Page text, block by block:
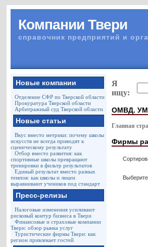
Компании Твери
справочник предприятий и
Новые компании
Отделение СФР по Тверской области
Прокуратура Тверской области
Арбитражный суд Тверской области
Новые статьи
Вкус вместо метрики: почему школы
искусств не всегда приводят к
сценическому результату
Отбор вместо развития: как
спортивные школы превращают
тренировки в фильтр результатов
Единый результат вместо разных
темпов: как школы и лицеи
выравнивают учеников под стандарт
Пресс-релизы
Налоговые изменения усиливают
рисковый контур бизнеса в Твери
Финансовые и страховые компании
Твери: обзор рынка услуг
Туристические фирмы Твери: как
регион привлекает гостей
Я
ищу:
ОМВД.
Главная
Фирмы